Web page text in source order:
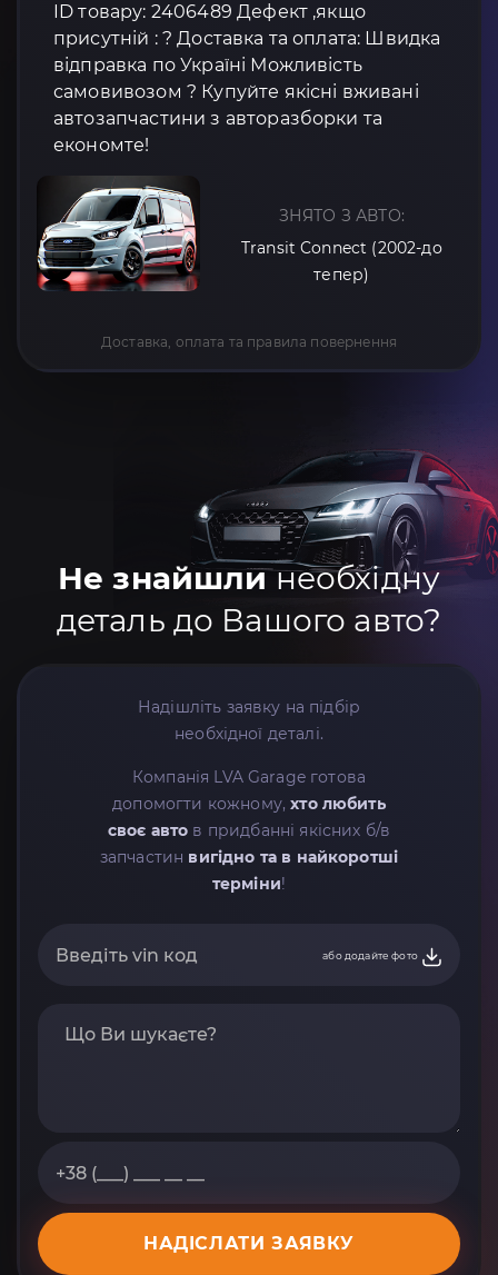
ID товару: 2406489 Дефект ,якщо
присутній : ? Доставка та оплата: Швидка
відправка по Україні Можливість
самовивозом ? Купуйте якісні вживані
автозапчастини з авторазборки та
економте!
ЗНЯТО З АВТО:
Transit Connect (2002-до
тепер)
Доставка, оплата та правила повернення
Не знайшлинеобхідну
деталь до Вашого авто?
Надішліть заявку на підбір
необхідної деталі.
Компанія LVA Garage готова
допомогти кожному,хто любить
своє авто в придбанні якісних б/в
запчастин вигідно та в найкоротші
терміни!
або додайте фото
НАДІСЛАТИ ЗАЯВКУ